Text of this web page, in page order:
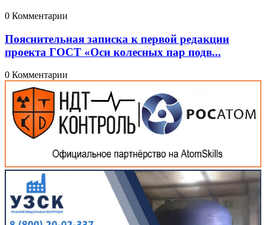
0 Комментарии
Пояснительная записка к первой редакции
проекта ГОСТ «Оси колесных пар подв...
0 Комментарии